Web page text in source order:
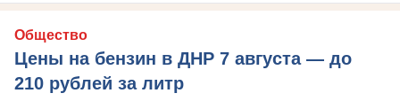
Общество
Цены на бензин в ДНР 7 августа — до
210 рублей за литр